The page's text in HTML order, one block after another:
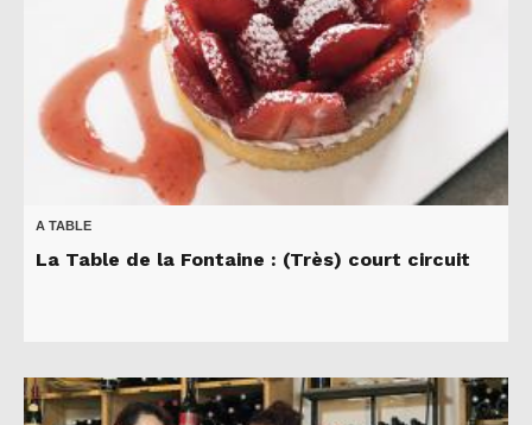
A TABLE
La Table de la Fontaine : (Très) court circuit